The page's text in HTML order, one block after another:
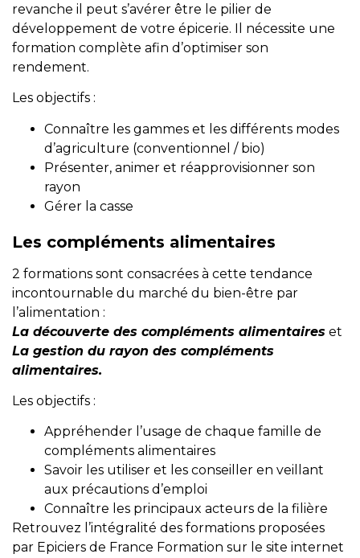
revanche il peut s’avérer être le pilier de
développement de votre épicerie. Il nécessite une
formation complète afin d’optimiser son
rendement.
Les objectifs :
Connaître les gammes et les différents modes
d’agriculture (conventionnel / bio)
Présenter, animer et réapprovisionner son
rayon
Gérer la casse
Les compléments alimentaires
2 formations sont consacrées à cette tendance
incontournable du marché du bien-être par
l’alimentation :
La découverte des compléments alimentaires et
La gestion du rayon des compléments
alimentaires.
Les objectifs :
Appréhender l’usage de chaque famille de
compléments alimentaires
Savoir les utiliser et les conseiller en veillant
aux précautions d’emploi
Connaître les principaux acteurs de la filière
Retrouvez l’intégralité des formations proposées
par Epiciers de France Formation sur le site internet